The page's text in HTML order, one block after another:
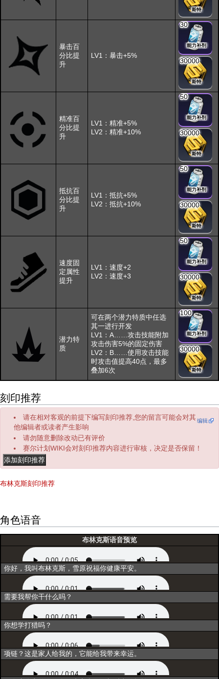
斯特
暴击百
分比提
升
LV1：暴击+5%
30
能力补剂
30000
斯特
精准百
分比提
升
LV1：精准+5%
LV2：精准+10%
50
能力补剂
30000
斯特
抵抗百
分比提
升
LV1：抵抗+5%
LV2：抵抗+10%
50
能力补剂
30000
斯特
速度固
定属性
提升
LV1：速度+2
LV2：速度+3
50
能力补剂
30000
斯特
潜力特
质
可在两个潜力特质中任选
其一进行开发
LV1：A……攻击技能附加
攻击伤害5%的固定伤害
LV2：B……使用攻击技能
时攻击值提高40点，最多
叠加6次
100
能力补剂
30000
斯特
刻印推荐
编辑
请在相对客观的前提下编写刻印推荐,您的留言可能会对其
他编辑者或读者产生影响
请勿随意删除改动已有评价
赛尔计划WIKI会对刻印推荐内容进行审核，决定是否保留！
布林克斯刻印推荐
角色语音
布林克斯语音预览
初次登场
你好，我叫布林克斯，雪原祝福你健康平安。
选择
需要我帮你干什么吗？
互动1
你想学打猎吗？
互动2
项链？这是家人给我的，它能给我带来幸运。